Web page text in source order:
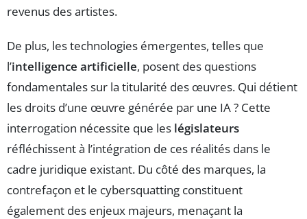
revenus des artistes.
De plus, les technologies émergentes, telles que
l’intelligence artificielle, posent des questions
fondamentales sur la titularité des œuvres. Qui détient
les droits d’une œuvre générée par une IA ? Cette
interrogation nécessite que les législateurs
réfléchissent à l’intégration de ces réalités dans le
cadre juridique existant. Du côté des marques, la
contrefaçon et le cybersquatting constituent
également des enjeux majeurs, menaçant la